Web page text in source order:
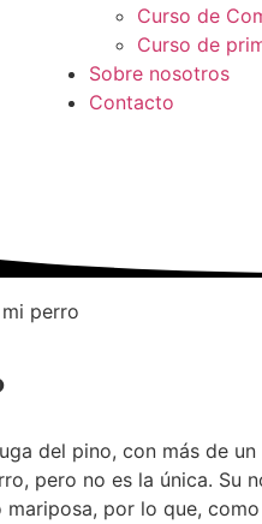
Curso de
Curso de
Sobre nosotros
Contacto
perro
del pino, con más de
pero no es la única. Su
por lo que,